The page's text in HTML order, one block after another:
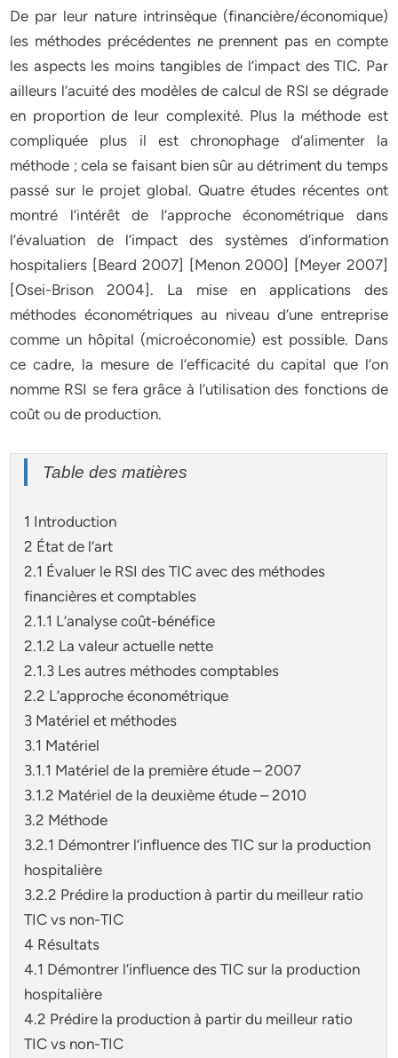
De par leur nature intrinsèque (financière/économique)
les méthodes précédentes ne prennent pas en compte
les aspects les moins tangibles de l’impact des TIC. Par
ailleurs l’acuité des modèles de calcul de RSI se dégrade
en proportion de leur complexité. Plus la méthode est
compliquée plus il est chronophage d’alimenter la
méthode ; cela se faisant bien sûr au détriment du temps
passé sur le projet global. Quatre études récentes ont
montré l’intérêt de l’approche économétrique dans
l’évaluation de l’impact des systèmes d’information
hospitaliers [Beard 2007] [Menon 2000] [Meyer 2007]
[Osei-Brison 2004]. La mise en applications des
méthodes économétriques au niveau d’une entreprise
comme un hôpital (microéconomie) est possible. Dans
ce cadre, la mesure de l’efficacité du capital que l’on
nomme RSI se fera grâce à l’utilisation des fonctions de
coût ou de production.
Table des matières
1 Introduction
2 État de l’art
2.1 Évaluer le RSI des TIC avec des méthodes
financières et comptables
2.1.1 L’analyse coût-bénéfice
2.1.2 La valeur actuelle nette
2.1.3 Les autres méthodes comptables
2.2 L’approche économétrique
3 Matériel et méthodes
3.1 Matériel
3.1.1 Matériel de la première étude – 2007
3.1.2 Matériel de la deuxième étude – 2010
3.2 Méthode
3.2.1 Démontrer l’influence des TIC sur la production
hospitalière
3.2.2 Prédire la production à partir du meilleur ratio
TIC vs non-TIC
4 Résultats
4.1 Démontrer l’influence des TIC sur la production
hospitalière
4.2 Prédire la production à partir du meilleur ratio
TIC vs non-TIC